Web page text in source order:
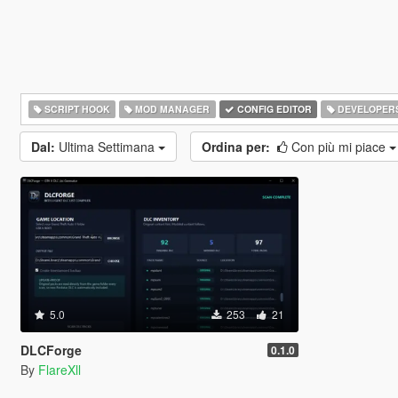
SCRIPT HOOK MOD MANAGER CONFIG EDITOR
Dal: Ultima Settimana Ordina per: Con più mi piace
5.0 253 21
DLCForge 0.1.0
By FlareXll